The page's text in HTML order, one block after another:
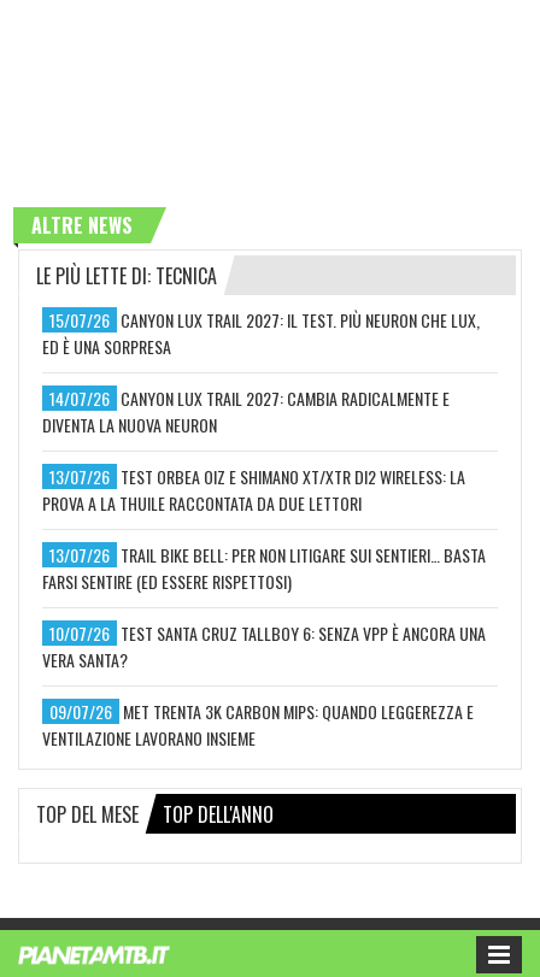
ALTRE NEWS
LE PIÙ LETTE DI: TECNICA
15/07/26 CANYON LUX TRAIL 2027: IL TEST. PIÙ NEURON CHE LUX,
ED È UNA SORPRESA
14/07/26 CANYON LUX TRAIL 2027: CAMBIA RADICALMENTE E
DIVENTA LA NUOVA NEURON
13/07/26 TEST ORBEA OIZ E SHIMANO XT/XTR DI2 WIRELESS: LA
PROVA A LA THUILE RACCONTATA DA DUE LETTORI
13/07/26 TRAIL BIKE BELL: PER NON LITIGARE SUI SENTIERI… BASTA
FARSI SENTIRE (ED ESSERE RISPETTOSI)
10/07/26 TEST SANTA CRUZ TALLBOY 6: SENZA VPP È ANCORA UNA
VERA SANTA?
09/07/26 MET TRENTA 3K CARBON MIPS: QUANDO LEGGEREZZA E
VENTILAZIONE LAVORANO INSIEME
TOP DEL MESE TOP DELL'ANNO